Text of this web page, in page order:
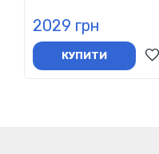
2029 грн
КУПИТИ